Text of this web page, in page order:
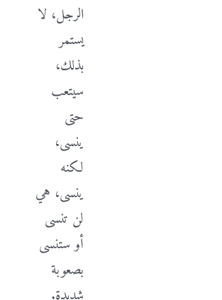
الرجل، لا
يستمر
بذلك،
سيتعب
حتى
ينسى،
لكنه
ينسى، هي
لن تنسى
أو ستنسى
بصعوبة